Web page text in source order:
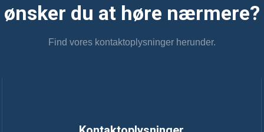
​ønsker du at høre nærmere?
Find vores kontaktoplysninger herunder.